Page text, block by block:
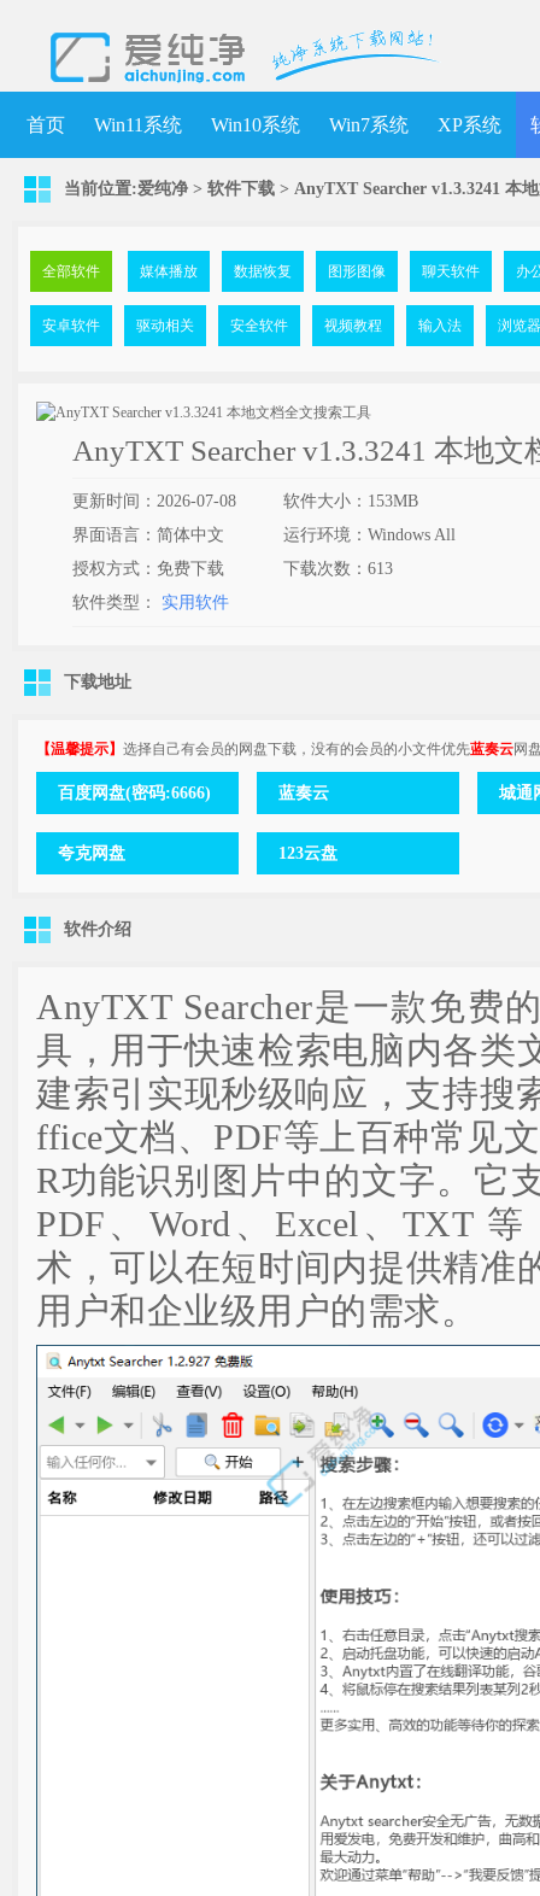
首页 Win11系统 Win10系统 Win7系统 XP系统
当前位置:爱纯净 > 软件下载 > AnyTXT Searcher v1.3.3241 本
全部软件 媒体播放 数据恢复 图形图像 聊天软件 办
安卓软件 驱动相关 安全软件 视频教程 输入法 浏览器
AnyTXT Searcher v1.3.3241 本地
更新时间：2026-07-08
软件大小：153MB
界面语言：简体中文
运行环境：Windows All
授权方式：免费下载
下载次数： 613
软件类型： 实用软件
下载地址
【温馨提示】 选择自己有会员的网盘下载，没有的会员的小文件优先蓝奏云网
百度网盘(密码:6666) 蓝奏云 城通
夸克网盘 123云盘
软件介绍
AnyTXT Searcher是一款免费
具，用于快速检索电脑内各类
建索引实现秒级响应，支持搜
ffice文档、PDF等上百种常见
R功能识别图片中的文字。它
PDF、Word、Excel、TXT
术，可以在短时间内提供精准
用户和企业级用户的需求。